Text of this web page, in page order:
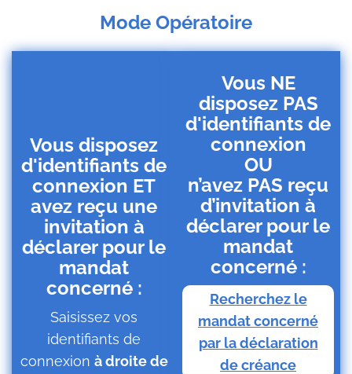
Mode Opératoire
Vous disposez
d'identifiants de
connexion ET
avez reçu une
invitation à
déclarer pour le
mandat
concerné :
Saisissez vos
identifiants de
connexion à droite de
Vous NE
disposez PAS
d'identifiants de
connexion
OU
n’avez PAS reçu
d’invitation à
déclarer pour le
mandat
concerné :
Recherchez le
mandat concerné
par la déclaration
de créance